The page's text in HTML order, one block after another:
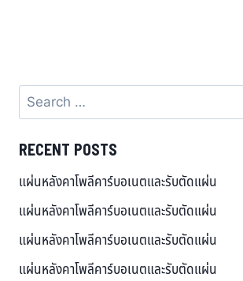
RECENT POSTS
แผ่นหลังคาโพลีคาร์บอเนตและรับตัดแผ่น
แผ่นหลังคาโพลีคาร์บอเนตและรับตัดแผ่น
แผ่นหลังคาโพลีคาร์บอเนตและรับตัดแผ่น
แผ่นหลังคาโพลีคาร์บอเนตและรับตัดแผ่น